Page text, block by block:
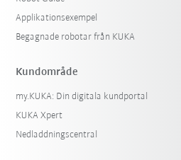
Applikationsexempel
Begagnade robotar från KUKA
Kundområde
my.KUKA: Din digitala kundportal
KUKA Xpert
Nedladdningscentral